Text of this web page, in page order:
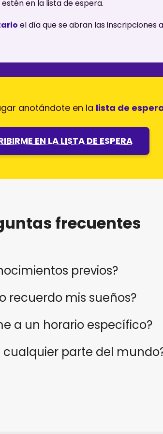
en la lista de espera.
el día que se abran las inscripciones
anotándote en la lista de
EN LA LISTA DE ESPERA
frecuentes
previos?
recuerdo mis sueños?
a un horario específico?
cualquier parte del